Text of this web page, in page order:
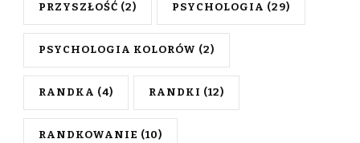
PRZYSZŁOŚĆ (2) PSYCHOLOGIA (29)
PSYCHOLOGIA KOLORÓW (2)
RANDKA (4) RANDKI (12)
RANDKOWANIE (10)